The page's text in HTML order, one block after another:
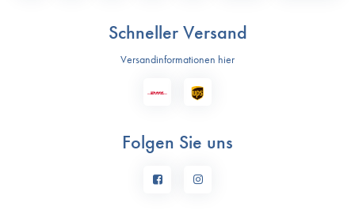
Schneller Versand
Versandinformationen hier
Folgen Sie uns